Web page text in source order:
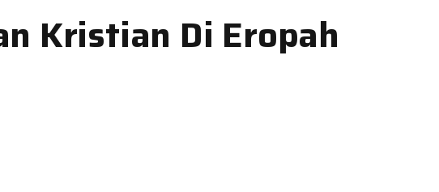
Kristian Di Eropah